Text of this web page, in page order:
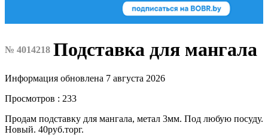
№ 4014218 Подставка для мангала
Информация обновлена 7 августа 2026
Просмотров : 233
Продам подставку для мангала, метал 3мм. Под любую посуду.
Новый. 40руб.торг.